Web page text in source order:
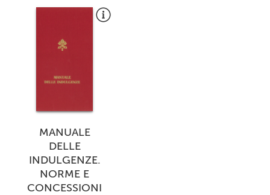
MANUALE
DELLE
INDULGENZE.
NORME E
CONCESSIONI